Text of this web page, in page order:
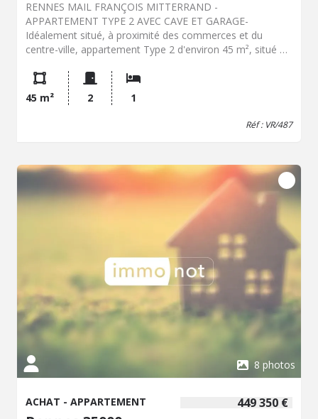
RENNES MAIL FRANÇOIS MITTERRAND -
APPARTEMENT TYPE 2 AVEC CAVE ET GARAGE-
Idéalement situé, à proximité des commerces et du
centre-ville, appartement Type 2 d'environ 45 m², situé au
une cuisine aménagée, un séjour lumineux donnant sur
une terrasse, une chambre, une salle de bains et un WC.
Vous profiterez également d'une cave au sous-sol et d'un
45 m² 2 1
Réf : VR/487
8 photos
449 350 €
ACHAT - APPARTEMENT